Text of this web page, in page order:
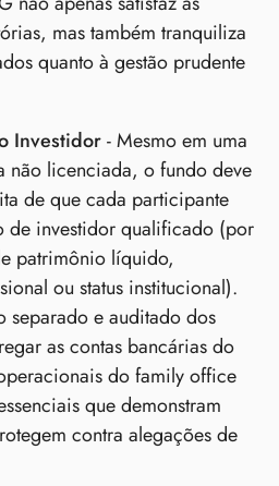
mas também tranquiliza
quanto à gestão prudente
Investidor- Mesmo em uma
não licenciada, o fundo deve
de que cada participante
de investidor qualificado (por
patrimônio líquido,
ou status institucional).
separado e auditado dos
as contas bancárias do
do family office
que demonstram
contra alegações de